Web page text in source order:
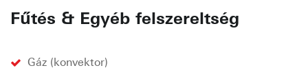
Fűtés & Egyéb felszereltség
Gáz (konvektor)